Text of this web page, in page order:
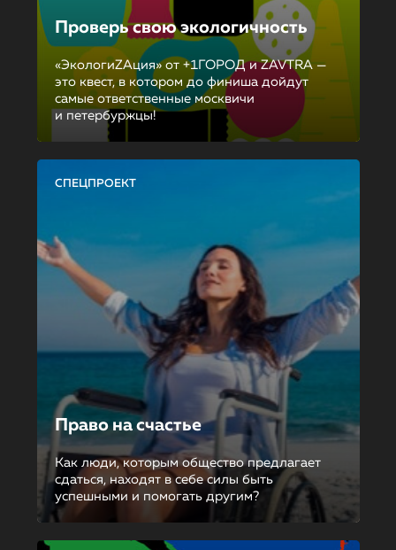
Проверь свою экологичность
«ЭкологиZAция» от +1ГОРОД и ZAVTRA —
это квест, в котором до финиша дойдут
самые ответственные москвичи
и петербуржцы!
СПЕЦПРОЕКТ
Право на счастье
Как люди, которым общество предлагает
сдаться, находят в себе силы быть
успешными и помогать другим?